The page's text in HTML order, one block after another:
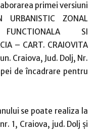
primei versiuni
URBANISTIC ZONAL
SI
– CART. CRAIOVITA
Craiova, Jud. Dolj, Nr.
de încadrare pentru
se poate realiza la
1, Craiova, jud. Dolj şi